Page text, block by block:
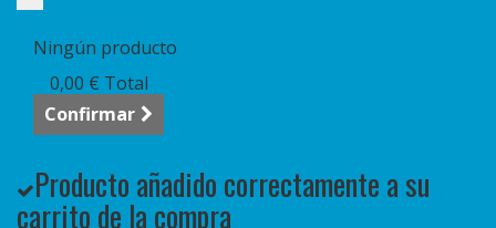
Ningún producto
0,00 € Total
Confirmar
Producto añadido correctamente a su
carrito de la compra